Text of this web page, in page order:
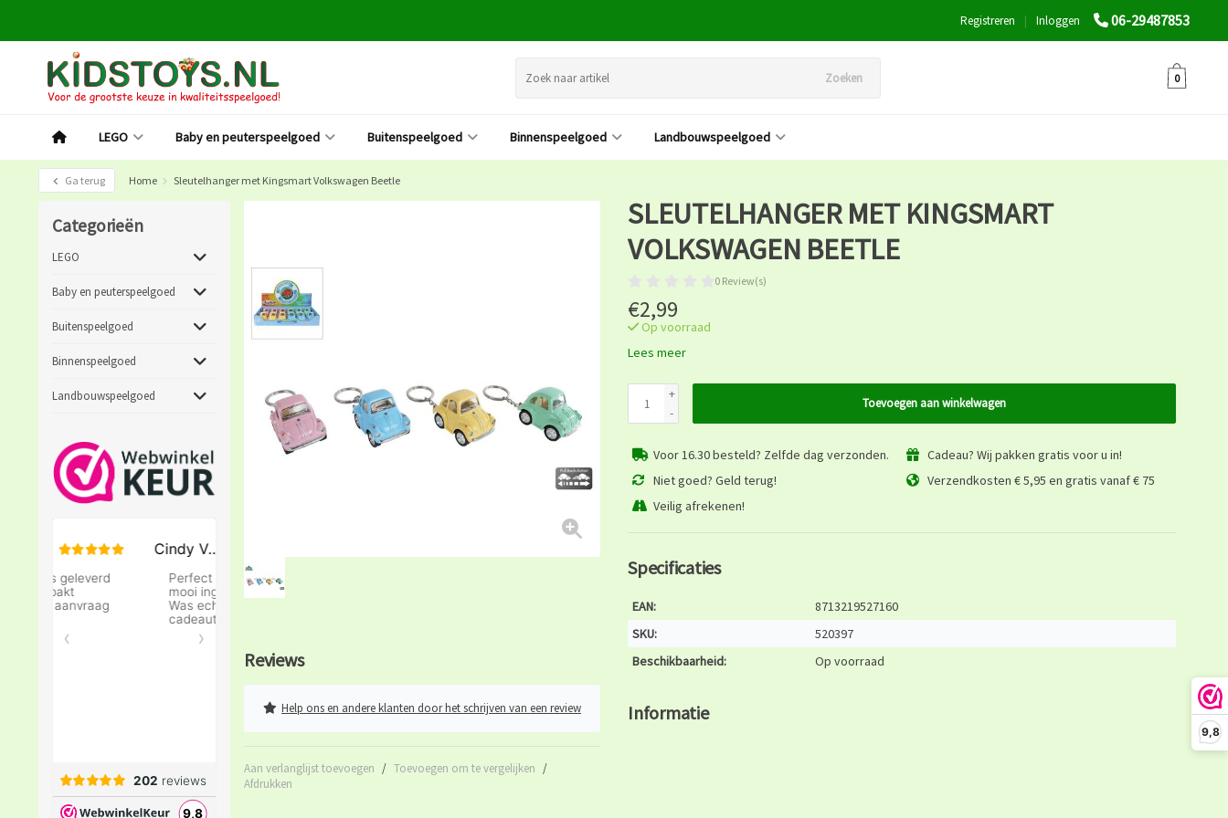
9,8
06-29487853
Inloggen
|
Registreren
Zoeken 0
LEGO Baby en peuterspeelgoed Buitenspeelgoed Binnenspeelgoed Landbouwspeelgoed
Ga terug Home Sleutelhanger met Kingsmart Volkswagen Beetle
Categorieën
LEGO
Baby en peuterspeelgoed
Buitenspeelgoed
Binnenspeelgoed
Landbouwspeelgoed
Reviews
Help ons en andere klanten door het schrijven van een review
Aan verlanglijst toevoegen / Toevoegen om te vergelijken /
Afdrukken
SLEUTELHANGER MET KINGSMART
VOLKSWAGEN BEETLE
0 Review(s)
€2,99
Op voorraad
Lees meer
+
-
Toevoegen aan winkelwagen
Voor 16.30 besteld? Zelfde dag verzonden.
Cadeau? Wij pakken gratis voor u in!
Niet goed? Geld terug!
Verzendkosten € 5,95 en gratis vanaf € 75
Veilig afrekenen!
Specificaties
EAN:
8713219527160
SKU:
520397
Beschikbaarheid:
Op voorraad
Informatie